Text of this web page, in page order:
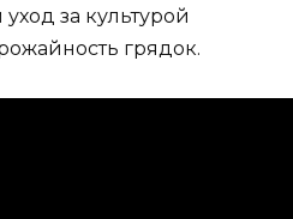
за культурой
грядок.